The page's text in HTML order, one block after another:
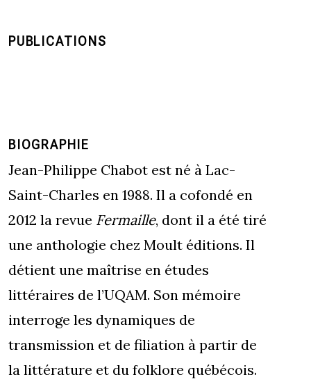
BIOGRAPHIE
Jean-Philippe Chabot est né à Lac-
Saint-Charles en 1988. Il a cofondé en
2012 la revue Fermaille, dont il a été tiré
une anthologie chez Moult éditions. Il
détient une maîtrise en études
littéraires de l’UQAM. Son mémoire
interroge les dynamiques de
transmission et de filiation à partir de
la littérature et du folklore québécois.
PUBLICATIONS